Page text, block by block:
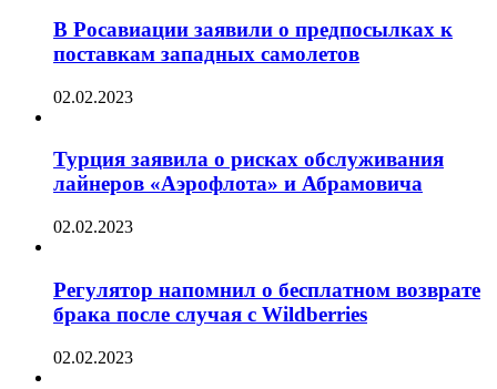
В Росавиации заявили о предпосылках к
поставкам западных самолетов
02.02.2023
Турция заявила о рисках обслуживания
лайнеров «Аэрофлота» и Абрамовича
02.02.2023
Регулятор напомнил о бесплатном возврате
брака после случая с Wildberries
02.02.2023